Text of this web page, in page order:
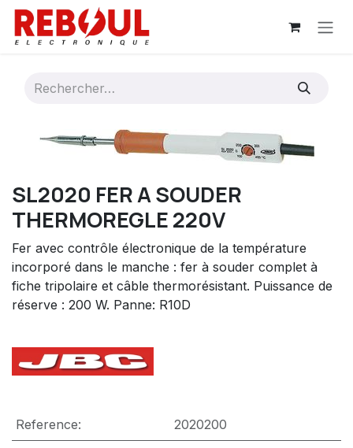
Se rendre au contenu
SL2020 FER A SOUDER
THERMOREGLE 220V
Fer avec contrôle électronique de la température
incorporé dans le manche : fer à souder complet à
fiche tripolaire et câble thermorésistant. Puissance de
réserve : 200 W. Panne: R10D
Reference: 2020200